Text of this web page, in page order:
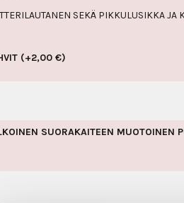
SEKÄ PIKKULUSIKKA JA
(+2,00€)
SUORAKAITEEN MUOTOINEN